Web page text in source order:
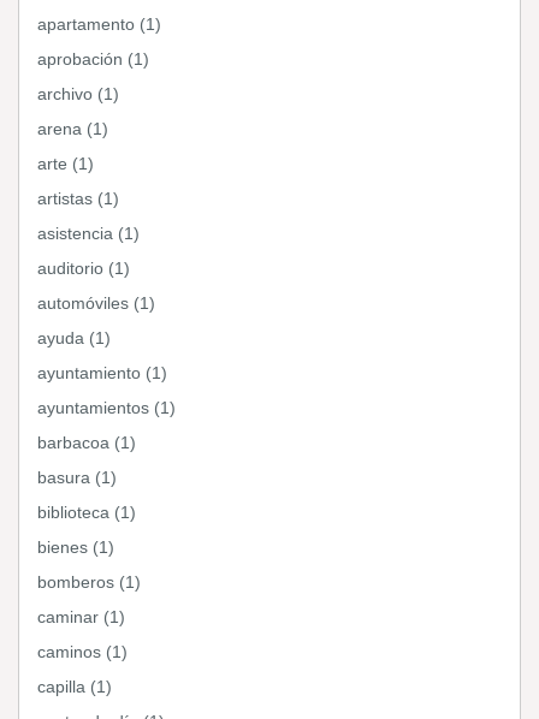
apartamento (1)
aprobación (1)
archivo (1)
arena (1)
arte (1)
artistas (1)
asistencia (1)
auditorio (1)
automóviles (1)
ayuda (1)
ayuntamiento (1)
ayuntamientos (1)
barbacoa (1)
basura (1)
biblioteca (1)
bienes (1)
bomberos (1)
caminar (1)
caminos (1)
capilla (1)